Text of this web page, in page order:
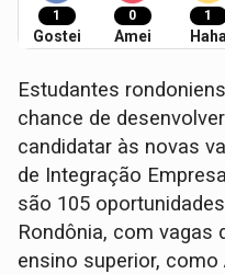
1
Gostei
0
Amei
1
Haha
Estudantes
chance de
candidatar às novas
de Integração
são 105
Rondônia, com vagas
ensino superior,